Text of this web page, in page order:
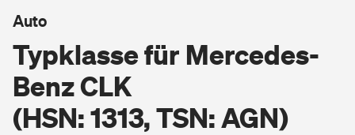
Berufsunfähigkeitsversicherung
Wohnen
Wohngebäudeversicherung
Typklasse für Mercedes-
Benz CLK
(HSN: 1313, TSN: AGN)
Auto